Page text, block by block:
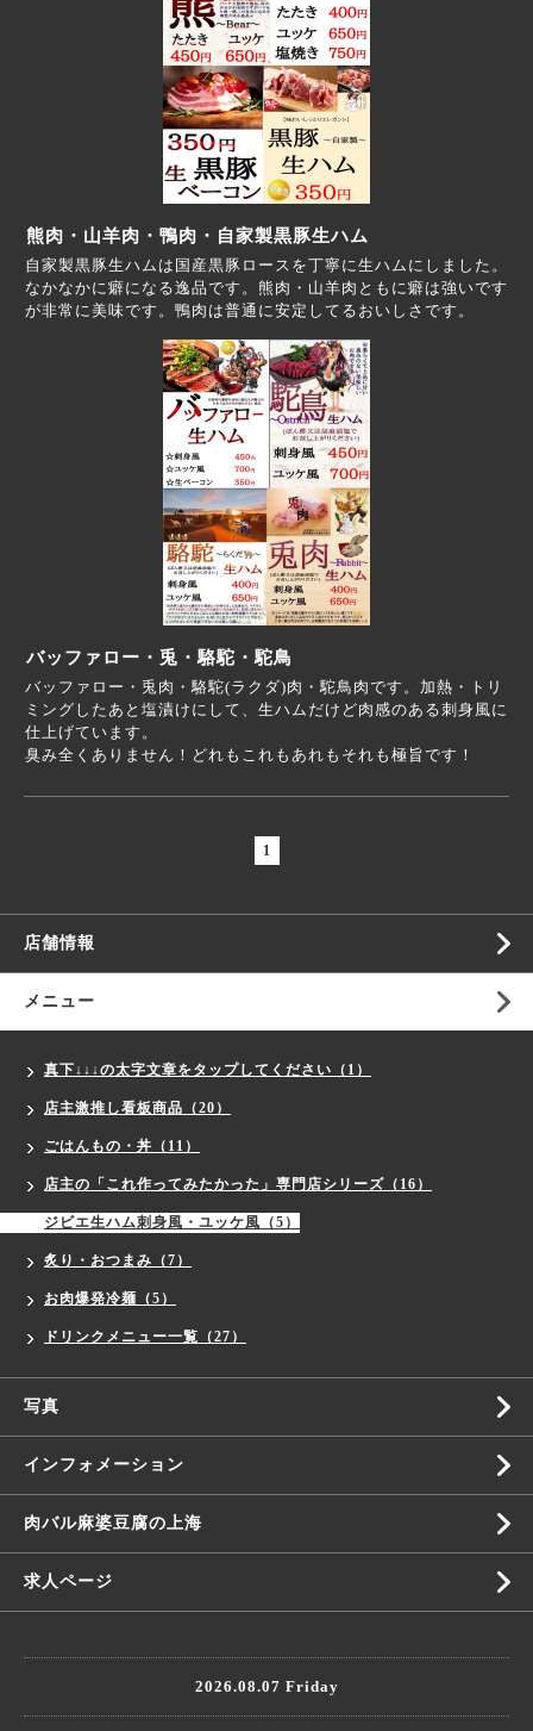
熊肉・山羊肉・鴨肉・自家製黒豚生ハム
自家製黒豚生ハムは国産黒豚ロースを丁寧に生ハムにしました。
なかなかに癖になる逸品です。熊肉・山羊肉ともに癖は強いです
が非常に美味です。鴨肉は普通に安定してるおいしさです。
バッファロー・兎・駱駝・駝鳥
バッファロー・兎肉・駱駝(ラクダ)肉・駝鳥肉です。加熱・トリ
ミングしたあと塩漬けにして、生ハムだけど肉感のある刺身風に
仕上げています。
臭み全くありません！どれもこれもあれもそれも極旨です！
1
店舗情報
メニュー
真下↓↓↓の太字文章をタップしてください（1）
店主激推し看板商品（20）
ごはんもの・丼（11）
店主の「これ作ってみたかった」専門店シリーズ（16）
ジビエ生ハム刺身風・ユッケ風（5）
炙り・おつまみ（7）
お肉爆発冷麺（5）
ドリンクメニュー一覧（27）
写真
インフォメーション
肉バル麻婆豆腐の上海
求人ページ
2026.08.07 Friday